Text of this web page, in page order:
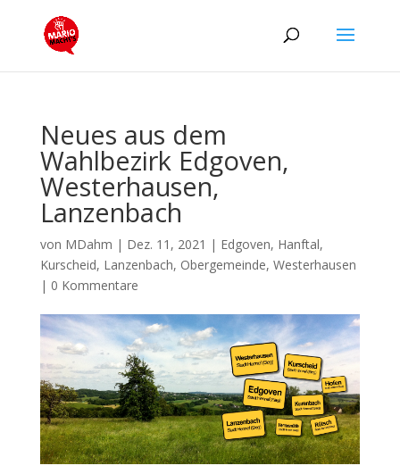
Neues aus dem
Wahlbezirk Edgoven,
Westerhausen,
Lanzenbach
von MDahm | Dez. 11, 2021 | Edgoven, Hanftal,
Kurscheid, Lanzenbach, Obergemeinde, Westerhausen
| 0 Kommentare